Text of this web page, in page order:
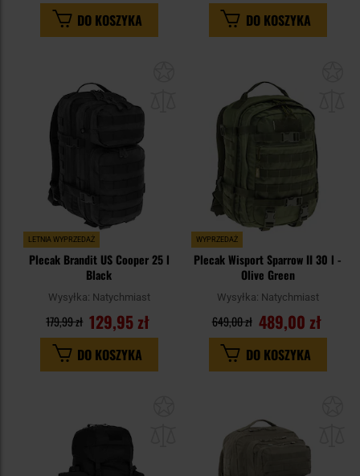
DO KOSZYKA DO KOSZYKA
schowka
LETNIA WYPRZEDAŻ
Plecak Brandit US Cooper 25 l
Black
Wysyłka: Natychmiast
129,95 zł
179,99 zł
DO KOSZYKA
WYPRZEDAŻ
Plecak Wisport Sparrow II 30 l -
Olive Green
Wysyłka: Natychmiast
489,00 zł
649,00 zł
DO KOSZYKA
schowka